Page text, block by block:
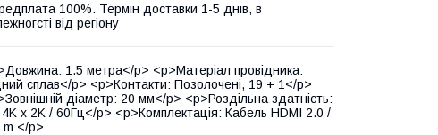
100%. Термін доставки 1-5 днів, в
від регіону
1.5 метра</p> <p>Матеріал провідника:
сплав</p> <p>Контакти: Позолочені, 19 + 1</p>
діаметр: 20 мм</p> <p>Роздільна здатність:
x 2K / 60Гц</p> <p>Комплектація: Кабель HDMI 2.0 /
m </p>